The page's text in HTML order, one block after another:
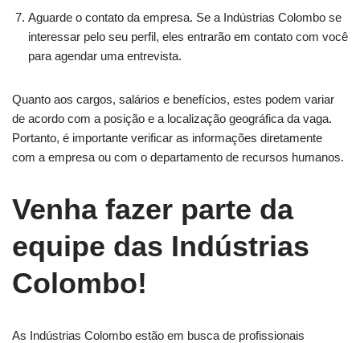
Aguarde o contato da empresa. Se a Indústrias Colombo se
interessar pelo seu perfil, eles entrarão em contato com você
para agendar uma entrevista.
Quanto aos cargos, salários e benefícios, estes podem variar
de acordo com a posição e a localização geográfica da vaga.
Portanto, é importante verificar as informações diretamente
com a empresa ou com o departamento de recursos humanos.
Venha fazer parte da
equipe das Indústrias
Colombo!
As Indústrias Colombo estão em busca de profissionais